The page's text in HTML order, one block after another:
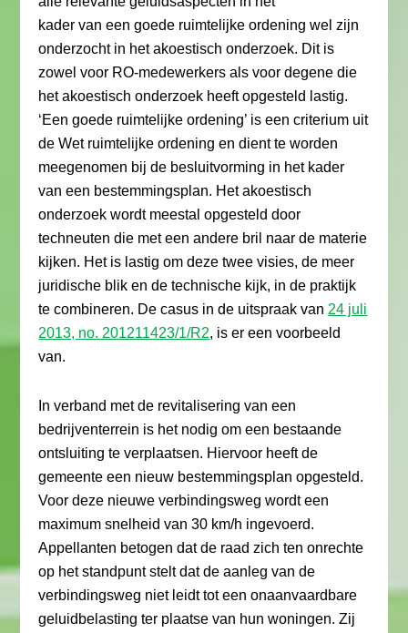
kader van een goede ruimtelijke ordening wel zijn
onderzocht in het akoestisch onderzoek. Dit is
zowel voor RO-medewerkers als voor degene die
het akoestisch onderzoek heeft opgesteld lastig.
‘Een goede ruimtelijke ordening’ is een criterium uit
de Wet ruimtelijke ordening en dient te worden
meegenomen bij de besluitvorming in het kader
van een bestemmingsplan. Het akoestisch
onderzoek wordt meestal opgesteld door
techneuten die met een andere bril naar de materie
kijken. Het is lastig om deze twee visies, de meer
juridische blik en de technische kijk, in de praktijk
te combineren. De casus in de uitspraak van 24 juli
2013, no. 201211423/1/R2, is er een voorbeeld
van.
In verband met de revitalisering van een
bedrijventerrein is het nodig om een bestaande
ontsluiting te verplaatsen. Hiervoor heeft de
gemeente een nieuw bestemmingsplan opgesteld.
Voor deze nieuwe verbindingsweg wordt een
maximum snelheid van 30 km/h ingevoerd.
Appellanten betogen dat de raad zich ten onrechte
op het standpunt stelt dat de aanleg van de
verbindingsweg niet leidt tot een onaanvaardbare
geluidbelasting ter plaatse van hun woningen. Zij